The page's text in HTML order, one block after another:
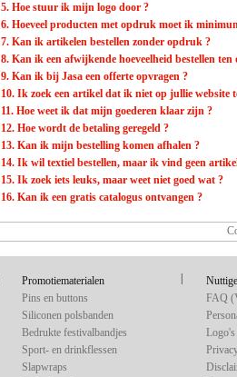
5. Hoe stuur ik mijn logo door ?
6. Hoeveel producten met opdruk moet ik
7. Kan ik artikelen bestellen zonder opdruk ?
8. Kan ik een afwijkende hoeveelheid bestellen
9. Kan ik bij Jasa een offerte opvragen ?
10. Ik zoek een artikel dat ik niet op jullie website
11. Hoe weet ik dat mijn goederen klaar zijn ?
12. Hoe wordt de betaling geregeld ?
13. Kan ik mijn bestelling komen afhalen ?
14. Ik wil textiel bestellen, maar ik vind geen
15. Ik zoek iets leuks, maar weet niet goed wat ?
16. Kan ik een gratis catalogus ontvangen ?
Promotiematerialen
Pins en buttons
Siliconen polsbanden
Bedrukte festivalbandjes
Sport- en drinkflessen
Slapwraps
FAQ
Logo's